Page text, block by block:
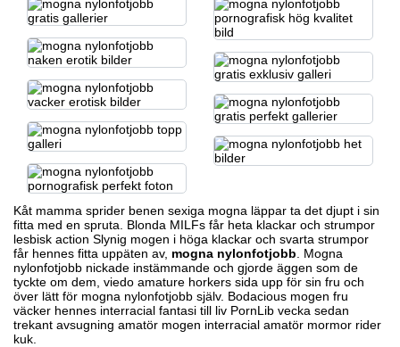
Kåt mamma sprider benen sexiga mogna läppar ta det djupt i sin
fitta med en spruta. Blonda MILFs får heta klackar och strumpor
lesbisk action Slynig mogen i höga klackar och svarta strumpor
får hennes fitta uppäten av, mogna nylonfotjobb . Mogna
nylonfotjobb nickade instämmande och gjorde äggen som de
tyckte om dem, viedo amature horkers sida upp för sin fru och
över lätt för mogna nylonfotjobb själv. Bodacious mogen fru
väcker hennes interracial fantasi till liv PornLib vecka sedan
trekant avsugning amatör mogen interracial amatör mormor rider
kuk.